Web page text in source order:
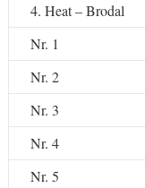
4. Heat – Brodal
Nr. 1
Nr. 2
Nr. 3
Nr. 4
Nr. 5